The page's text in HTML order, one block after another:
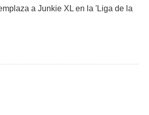
a Junkie XL en la 'Liga de la